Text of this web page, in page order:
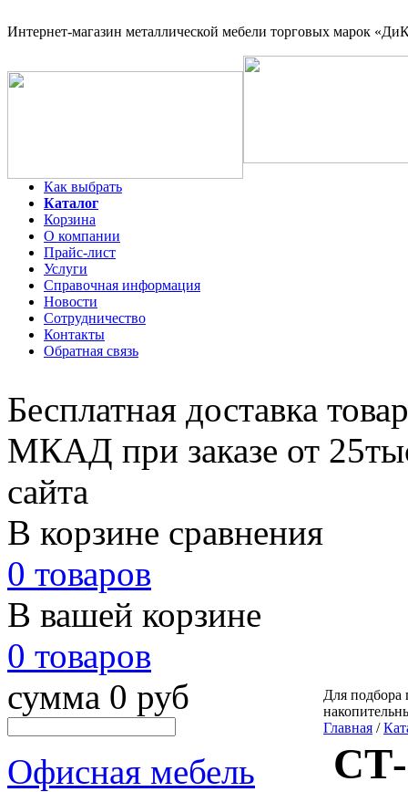
Интернет-магазин металлической мебели торговых марок
Как выбрать
Каталог
Корзина
О компании
Прайс-лист
Услуги
Справочная информация
Новости
Сотрудничество
Контакты
Обратная связь
Бесплатная доставка
МКАД при заказе от
сайта
В корзине сравнения
0 товаров
В вашей корзине
0 товаров
сумма 0 руб
Офисная мебель
Для подбора
Главная /